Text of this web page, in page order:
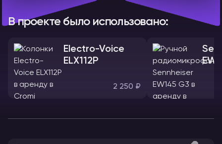
В проекте было использовано:
Electro-Voice
ELX112P
2 250 ₽